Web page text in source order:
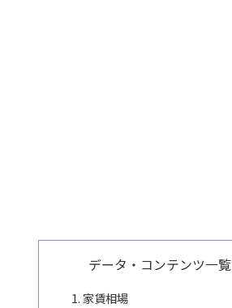
データ・コンテンツ一覧
家賃相場